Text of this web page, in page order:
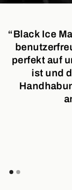
“Black Ice
perfekt auf
ist und